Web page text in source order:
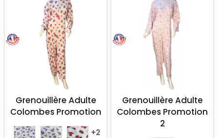
Grenouillère Adulte
Colombes Promotion
+2
Grenouillère Adulte
Colombes Promotion
2